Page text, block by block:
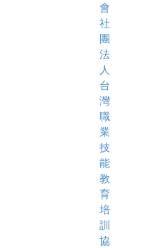
會
社
團
法
人
台
灣
職
業
技
能
教
育
培
訓
協